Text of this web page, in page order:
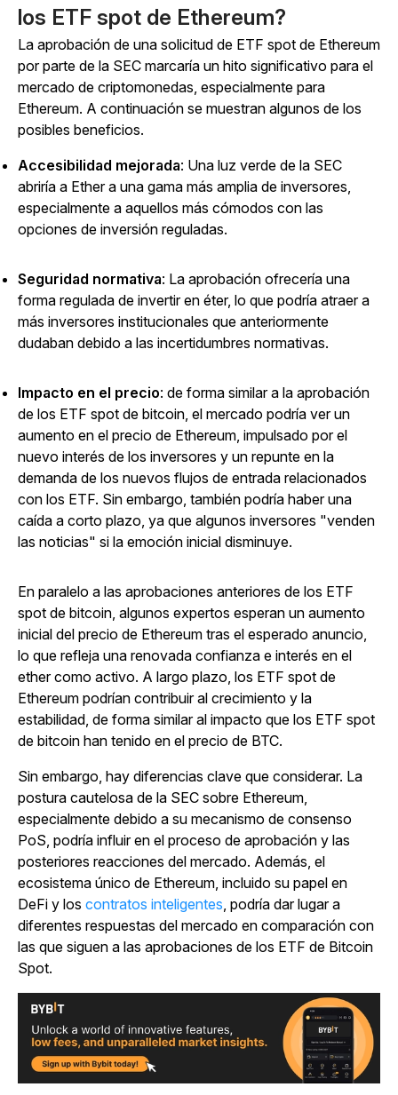
los ETF spot de Ethereum?
La aprobación de una solicitud de ETF spot de Ethereum
por parte de la SEC marcaría un hito significativo para el
mercado de criptomonedas, especialmente para
Ethereum. A continuación se muestran algunos de los
posibles beneficios.
Accesibilidad mejorada: Una luz verde de la SEC
abriría a Ether a una gama más amplia de inversores,
especialmente a aquellos más cómodos con las
opciones de inversión reguladas.
Seguridad normativa: La aprobación ofrecería una
forma regulada de invertir en éter, lo que podría atraer a
más inversores institucionales que anteriormente
dudaban debido a las incertidumbres normativas.
Impacto en el precio: de forma similar a la aprobación
de los ETF spot de bitcoin, el mercado podría ver un
aumento en el precio de Ethereum, impulsado por el
nuevo interés de los inversores y un repunte en la
demanda de los nuevos flujos de entrada relacionados
con los ETF. Sin embargo, también podría haber una
caída a corto plazo, ya que algunos inversores "venden
las noticias" si la emoción inicial disminuye.
En paralelo a las aprobaciones anteriores de los ETF
spot de bitcoin, algunos expertos esperan un aumento
inicial del precio de Ethereum tras el esperado anuncio,
lo que refleja una renovada confianza e interés en el
ether como activo. A largo plazo, los ETF spot de
Ethereum podrían contribuir al crecimiento y la
estabilidad, de forma similar al impacto que los ETF spot
de bitcoin han tenido en el precio de BTC.
Sin embargo, hay diferencias clave que considerar. La
postura cautelosa de la SEC sobre Ethereum,
especialmente debido a su mecanismo de consenso
PoS, podría influir en el proceso de aprobación y las
posteriores reacciones del mercado. Además, el
ecosistema único de Ethereum, incluido su papel en
DeFi y los contratos inteligentes, podría dar lugar a
diferentes respuestas del mercado en comparación con
las que siguen a las aprobaciones de los ETF de Bitcoin
Spot.